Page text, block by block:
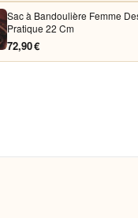
Sac à Bandoulière Femme
Pratique 22 Cm
72,90 €